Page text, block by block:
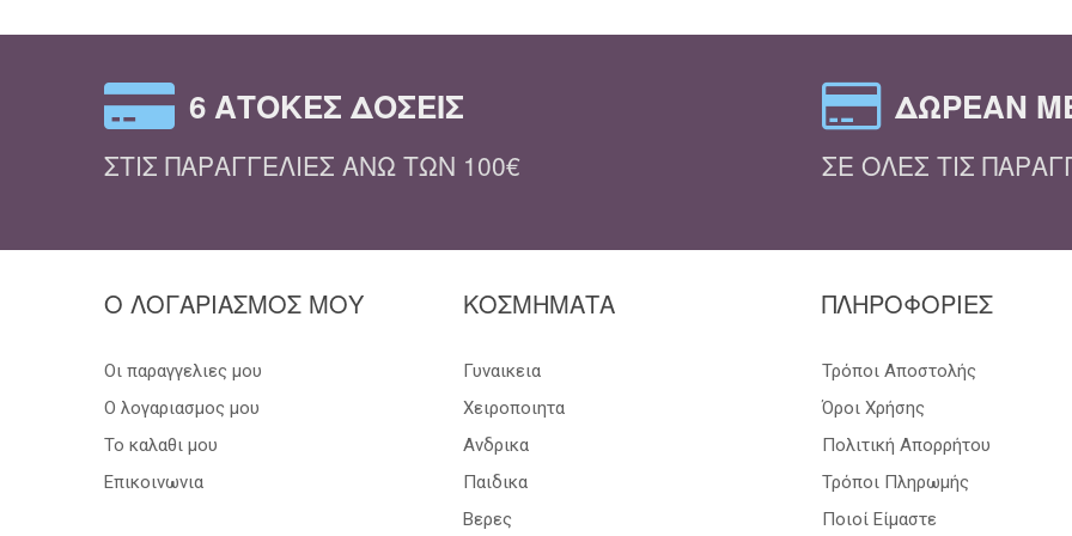
6 ΆΤΟΚΕΣ ΔΌΣΕΙΣ
ΣΤΙΣ ΠΑΡΑΓΓΕΛΊΕΣ ΆΝΩ ΤΩΝ 100€
ΔΩΡΕΆΝ
ΣΕ ΌΛΕΣ ΤΙΣ
Ο ΛΟΓΑΡΙΑΣΜΟΣ ΜΟΥ
Οι παραγγελιες μου
Ο λογαριασμος μου
Το καλαθι μου
Επικοινωνια
ΚΟΣΜΗΜΑΤΑ
Γυναικεια
Χειροποιητα
Ανδρικα
Παιδικα
Βερες
ΠΛΗΡΟΦΟΡΙΕΣ
Τρόποι Αποστολής
Όροι Χρήσης
Πολιτική Απορρήτου
Τρόποι Πληρωμής
Ποιοί Είμαστε